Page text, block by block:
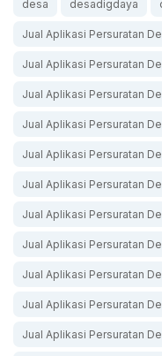
desa desadigdaya
Jual Aplikasi Persuratan
Jual Aplikasi Persuratan
Jual Aplikasi Persuratan
Jual Aplikasi Persuratan
Jual Aplikasi Persuratan
Jual Aplikasi Persuratan
Jual Aplikasi Persuratan
Jual Aplikasi Persuratan
Jual Aplikasi Persuratan
Jual Aplikasi Persuratan
Jual Aplikasi Persuratan